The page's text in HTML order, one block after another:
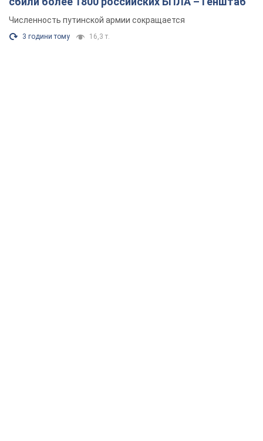
Численность путинской армии сокращается
3 години тому 16,3 т.